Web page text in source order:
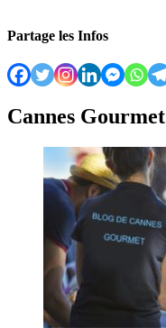
Partage les Infos
Cannes Gourmet